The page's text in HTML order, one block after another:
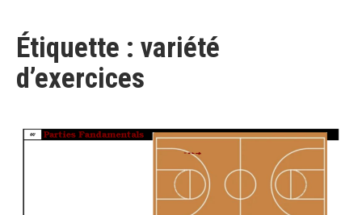
Étiquette : variété
d’exercices